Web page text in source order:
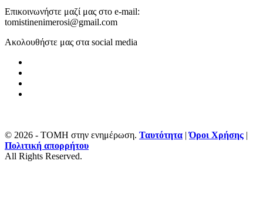
Επικοινωνήστε μαζί μας στο e-mail:
tomistinenimerosi@gmail.com
Ακολουθήστε μας στα social media
© 2026 - ΤΟΜΗ στην ενημέρωση. Ταυτότητα |Όροι Χρήσης |
Πολιτική απορρήτου
All Rights Reserved.